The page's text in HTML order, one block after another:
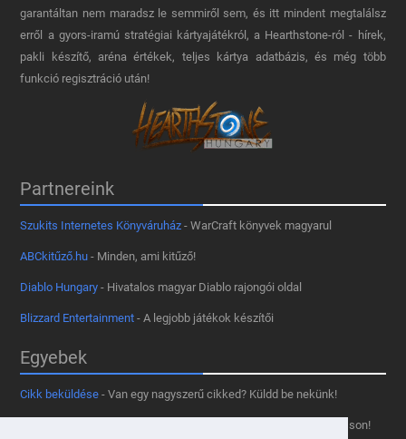
garantáltan nem maradsz le semmiről sem, és itt mindent megtalálsz
erről a gyors-iramú stratégiai kártyajátékról, a Hearthstone-ról - hírek,
pakli készítő, aréna értékek, teljes kártya adatbázis, és még több
funkció regisztráció után!
Partnereink
Szukits Internetes Könyváruház - WarCraft könyvek magyarul
ABCkitűző.hu - Minden, ami kitűző!
Diablo Hungary - Hivatalos magyar Diablo rajongói oldal
Blizzard Entertainment - A legjobb játékok készítői
Egyebek
Cikk beküldése - Van egy nagyszerű cikked? Küldd be nekünk!
- Tetszik az oldal? Segíts, hogy fennmaradhasson!